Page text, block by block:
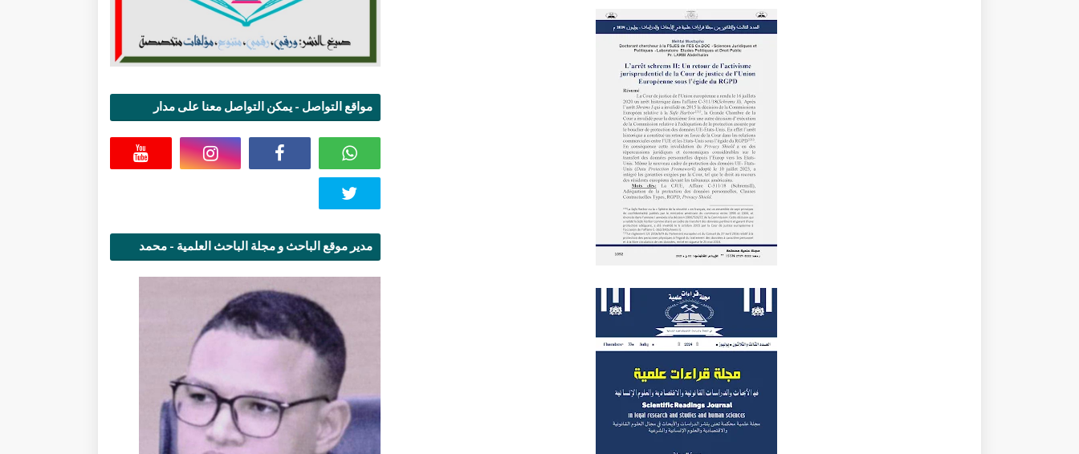
مواقع التواصل - يمكن التواصل معنا على مدار
مدير موقع الباحث و مجلة الباحث العلمية - محمد